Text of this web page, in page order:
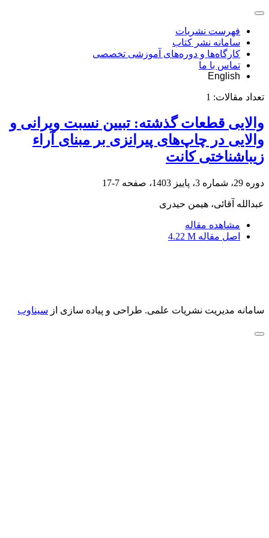
فهرست نشریات
سامانه نشر کتاب
کارگاه‌ها و دوره‌های آموزشی تخصصی
تماس با ما
English
تعداد مقالات: 1
والایی قطعات گذشته: تبیین نسبت ویرانی و
والایی در چاپ‌های پیرانزی بر مبنای آراء
زیباشناختی کانت
دوره 29، شماره 3، پاییز 1403، صفحه 7-17
عبدالله آقائی، هیمن حیدری
مشاهده مقاله
اصل مقاله 4.22 M
سامانه مدیریت نشریات علمی. طراحی و پیاده سازی از سیناوب